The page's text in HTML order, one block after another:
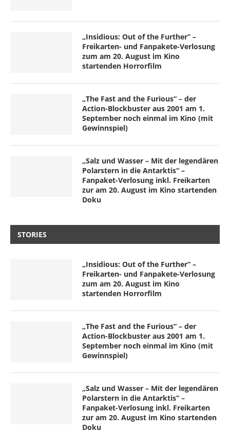
„Insidious: Out of the Further“ –
Freikarten- und Fanpakete-Verlosung
zum am 20. August im Kino
startenden Horrorfilm
„The Fast and the Furious“ – der
Action-Blockbuster aus 2001 am 1.
September noch einmal im Kino (mit
Gewinnspiel)
„Salz und Wasser – Mit der legendären
Polarstern in die Antarktis“ –
Fanpaket-Verlosung inkl. Freikarten
zur am 20. August im Kino startenden
Doku
STORIES
„Insidious: Out of the Further“ –
Freikarten- und Fanpakete-Verlosung
zum am 20. August im Kino
startenden Horrorfilm
„The Fast and the Furious“ – der
Action-Blockbuster aus 2001 am 1.
September noch einmal im Kino (mit
Gewinnspiel)
„Salz und Wasser – Mit der legendären
Polarstern in die Antarktis“ –
Fanpaket-Verlosung inkl. Freikarten
zur am 20. August im Kino startenden
Doku